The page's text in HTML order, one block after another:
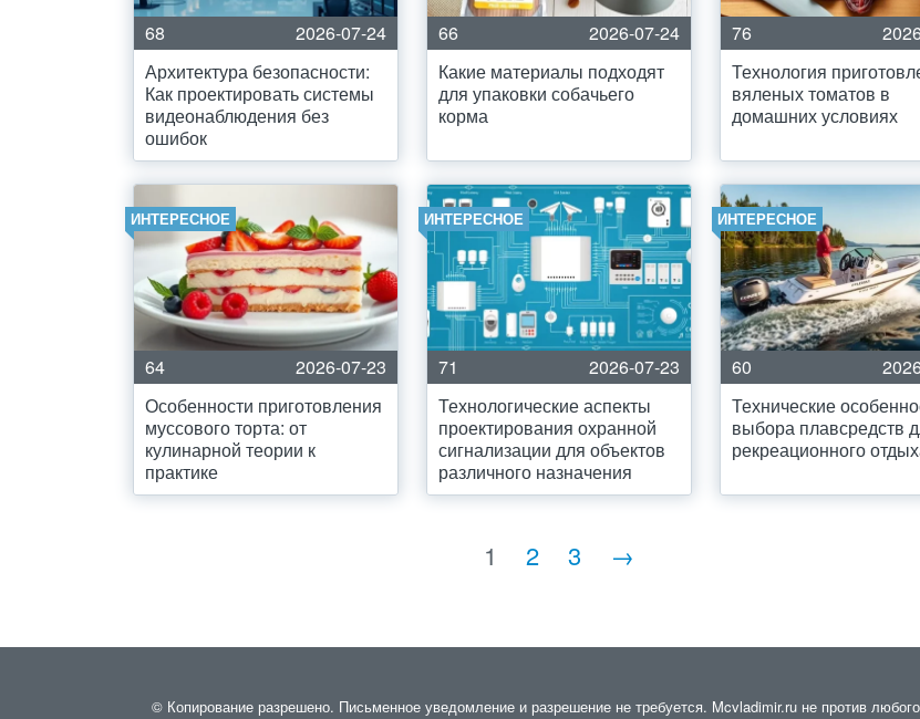
68
2026-07-24
Архитектура безопасности:
Как проектировать системы
видеонаблюдения без
ошибок
66
2026-07-24
Какие материалы подходят
для упаковки собачьего
корма
76
Технология
вяленых томатов в
домашних условиях
ИНТЕРЕСНОЕ
64
2026-07-23
Особенности приготовления
муссового торта: от
кулинарной теории к
практике
ИНТЕРЕСНОЕ
71
2026-07-23
Технологические аспекты
проектирования охранной
сигнализации для объектов
различного назначения
ИНТЕРЕСНОЕ
60
Технические
выбора плавсредств
рекреационного
1 2 3 →
© Копирование разрешено. Письменное уведомление и разрешение не требуется. Mcvladimir.ru не против